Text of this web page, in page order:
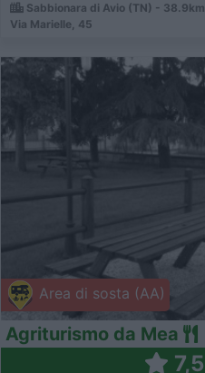
Sabbionara di Avio (TN) - 38.9km
Via Marielle, 45
Area di sosta (AA)
Agriturismo da Mea
7,5